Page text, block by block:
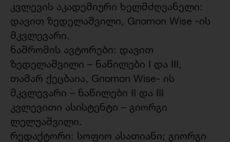
კვლევის აკადემიური ხელმძღვანელი:
დავით ზედელაშვილი, Gnomon Wise -ის
მკვლევარი.
ნაშრომის ავტორები: დავით
ზედელაშვილი – ნაწილები I და III,
თამარ ქეცბაია, Gnomon Wise- ის
მკვლევარი – ნაწილები II და III
კვლევითი ასისტენტი – გიორგი
ლელუაშვილი.
რედაქტორი: სოფიო ასათიანი; გიორგი